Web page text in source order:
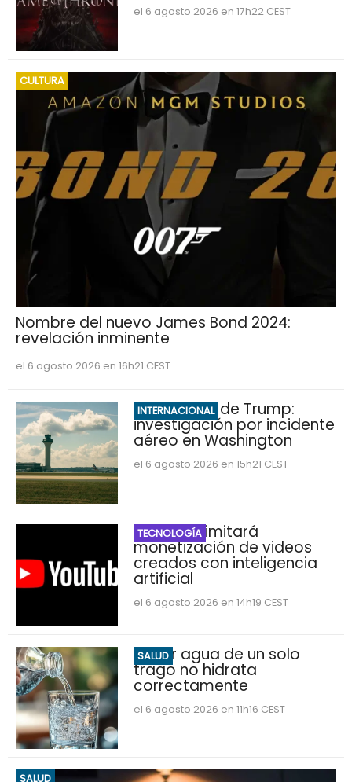
el 6 agosto 2026 en 17h22 CEST
CULTURA
Nombre del nuevo James Bond 2024:
revelación inminente
el 6 agosto 2026 en 16h21 CEST
INTERNACIONAL
Marine One de Trump:
investigación por incidente
aéreo en Washington
el 6 agosto 2026 en 15h21 CEST
TECNOLOGÍA
YouTube limitará
monetización de videos
creados con inteligencia
artificial
el 6 agosto 2026 en 14h19 CEST
SALUD
Beber agua de un solo
trago no hidrata
correctamente
el 6 agosto 2026 en 11h16 CEST
SALUD